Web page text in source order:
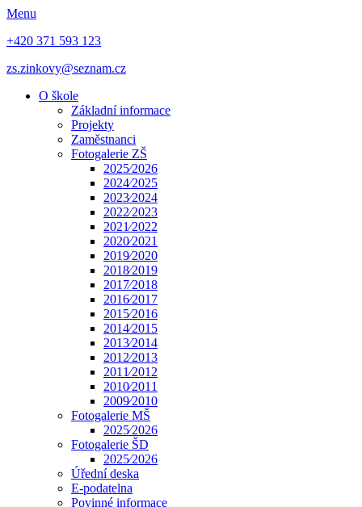
Menu
+420 371 593 123
zs.zinkovy@seznam.cz
O škole
Základní informace
Projekty
Zaměstnanci
Fotogalerie ZŠ
2025⁄2026
2024⁄2025
2023⁄2024
2022⁄2023
2021⁄2022
2020⁄2021
2019⁄2020
2018⁄2019
2017⁄2018
2016⁄2017
2015⁄2016
2014⁄2015
2013⁄2014
2012⁄2013
2011⁄2012
2010⁄2011
2009⁄2010
Fotogalerie MŠ
2025⁄2026
Fotogalerie ŠD
2025⁄2026
Úřední deska
E-podatelna
Povinné informace